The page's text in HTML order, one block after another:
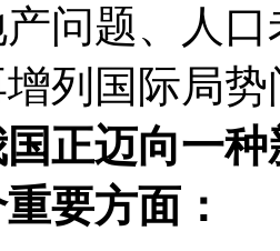
问题、人
列国际局
正迈向一
要方面：